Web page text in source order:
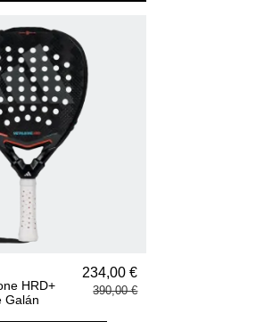
HRD+
Galán
234,00 €
390,00 €